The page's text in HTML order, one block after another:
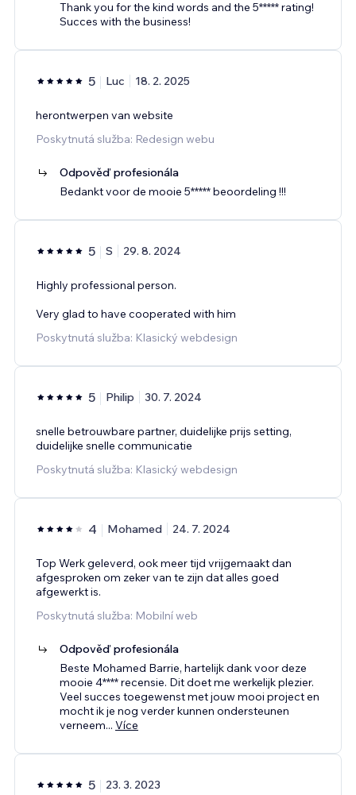
Thank you for the kind words and the 5***** rating!
Succes with the business!
5 Luc 18. 2. 2025
herontwerpen van website
Poskytnutá služba: Redesign webu
Odpověď profesionála
Bedankt voor de mooie 5***** beoordeling !!!
5 S 29. 8. 2024
Highly professional person.
Very glad to have cooperated with him
Poskytnutá služba: Klasický webdesign
5 Philip 30. 7. 2024
snelle betrouwbare partner, duidelijke prijs setting,
duidelijke snelle communicatie
Poskytnutá služba: Klasický webdesign
4 Mohamed 24. 7. 2024
Top Werk geleverd, ook meer tijd vrijgemaakt dan
afgesproken om zeker van te zijn dat alles goed
afgewerkt is.
Poskytnutá služba: Mobilní web
Odpověď profesionála
Beste Mohamed Barrie, hartelijk dank voor deze
mooie 4**** recensie. Dit doet me werkelijk plezier.
Veel succes toegewenst met jouw mooi project en
mocht ik je nog verder kunnen ondersteunen
verneem... Více
5 23. 3. 2023